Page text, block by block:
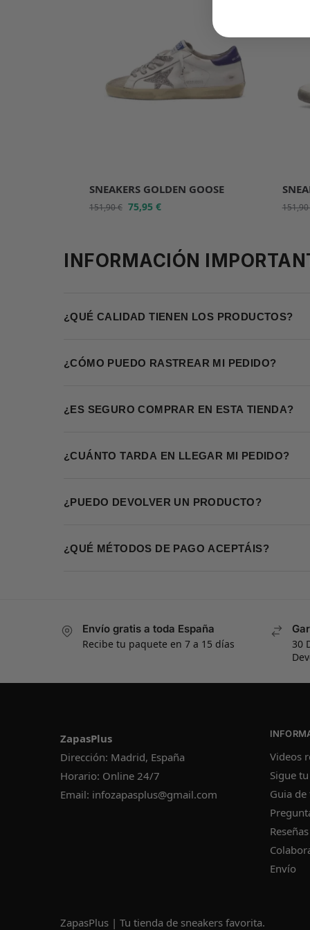
SNEAKERS GOLDEN GOOSE
151,90€ 75,95 € 151,90
INFORMACIÓN
¿QUÉ CALIDAD TIENEN LOS PRODUCTOS?
¿CÓMO PUEDO RASTREAR MI PEDIDO?
¿ES SEGURO COMPRAR EN ESTA TIENDA?
¿CUÁNTO TARDA EN LLEGAR MI PEDIDO?
¿PUEDO DEVOLVER UN PRODUCTO?
¿QUÉ MÉTODOS DE PAGO ACEPTÁIS?
Envío gratis a toda España
Recibe tu paquete en 7 a 15 días
30
ZapasPlus
Dirección: Madrid, España
Horario: Online 24/7
Email: infozapasplus@gmail.com
Videos
Sigue
Guia de
Envío
ZapasPlus | Tu tienda de sneakers favorita.